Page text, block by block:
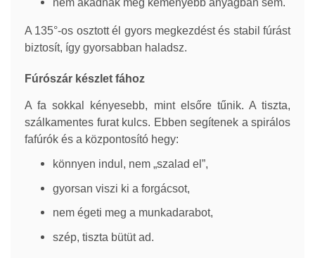
nem akadnak meg keményebb anyagban sem.
A 135°-os osztott él gyors megkezdést és stabil fúrást
biztosít, így gyorsabban haladsz.
Fúrószár készlet fához
A fa sokkal kényesebb, mint elsőre tűnik. A tiszta,
szálkamentes furat kulcs. Ebben segítenek a spirálos
fafúrók és a központosító hegy:
könnyen indul, nem „szalad el”,
gyorsan viszi ki a forgácsot,
nem égeti meg a munkadarabot,
szép, tiszta bütüt ad.